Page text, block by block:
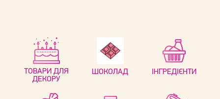
ТОВАРИ ДЛЯ
ДЕКОРУ
ШОКОЛАД ІНГРЕДІЄНТИ